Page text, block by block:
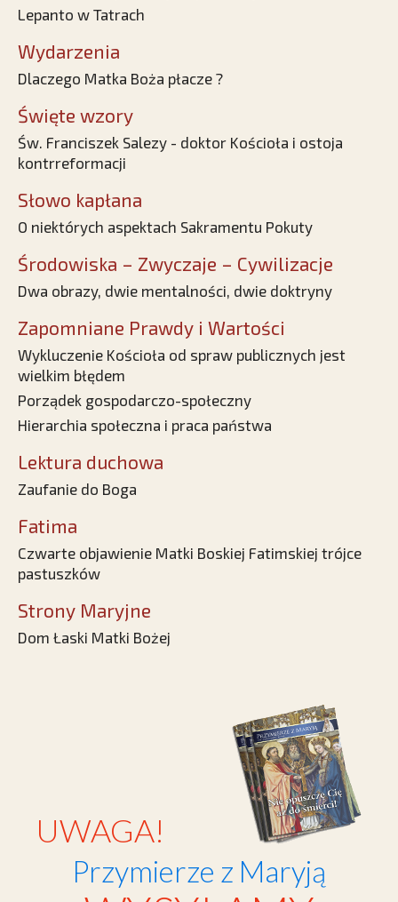
Lepanto w Tatrach
Wydarzenia
Dlaczego Matka Boża płacze ?
Święte wzory
Św. Franciszek Salezy - doktor Kościoła i ostoja
kontrreformacji
Słowo kapłana
O niektórych aspektach Sakramentu Pokuty
Środowiska – Zwyczaje – Cywilizacje
Dwa obrazy, dwie mentalności, dwie doktryny
Zapomniane Prawdy i Wartości
Wykluczenie Kościoła od spraw publicznych jest
wielkim błędem
Porządek gospodarczo-społeczny
Hierarchia społeczna i praca państwa
Lektura duchowa
Zaufanie do Boga
Fatima
Czwarte objawienie Matki Boskiej Fatimskiej trójce
pastuszków
Strony Maryjne
Dom Łaski Matki Bożej
UWAGA!
Przymierze z Maryją